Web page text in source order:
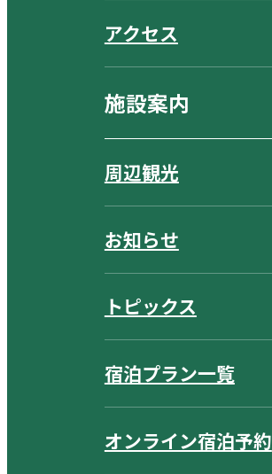
アクセス
施設案内
周辺観光
お知らせ
トピックス
宿泊プラン一覧
オンライン宿泊予約